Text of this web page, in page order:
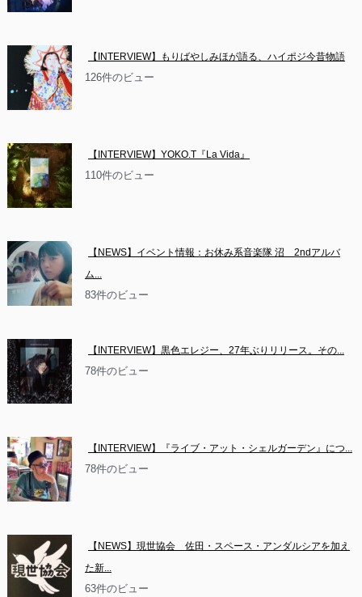
【INTERVIEW】もりばやしみほが語る、ハイポジ今昔物語
126件のビュー
【INTERVIEW】YOKO.T『La Vida』
110件のビュー
【NEWS】イベント情報：お休み系音楽隊 沼　2ndアルバ
ム...
83件のビュー
【INTERVIEW】黒色エレジー、27年ぶりリリース。その...
78件のビュー
【INTERVIEW】『ライブ・アット・シェルガーデン』につ...
78件のビュー
【NEWS】現世協会　佐田・スペース・アンダルシアを加え
た新...
63件のビュー